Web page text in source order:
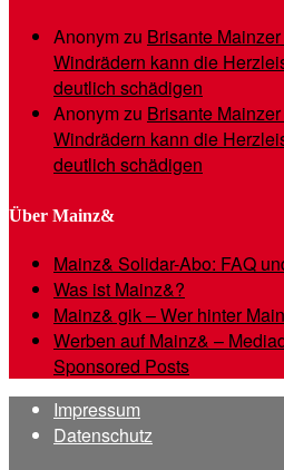
Anonymzu Brisante
Windrädern kann die
deutlich schädigen
Anonymzu Brisante
Windrädern kann die
deutlich schädigen
Über Mainz&
Mainz& Solidar-Abo: FAQ
Was ist Mainz&?
Mainz& gik – Wer hinter
Werben auf Mainz& –
Sponsored Posts
Impressum
Datenschutz